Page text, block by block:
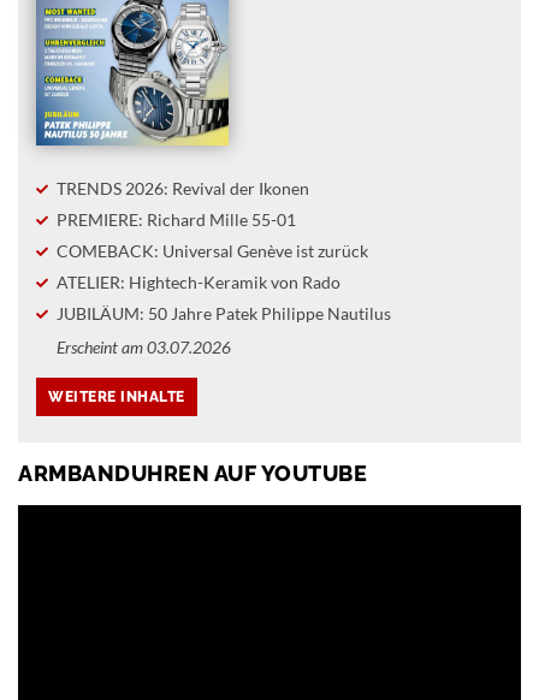
TRENDS 2026: Revival der Ikonen
PREMIERE: Richard Mille 55-01
COMEBACK: Universal Genève ist zurück
ATELIER: Hightech-Keramik von Rado
JUBILÄUM: 50 Jahre Patek Philippe Nautilus
Erscheint am 03.07.2026
ARMBANDUHREN AUF YOUTUBE